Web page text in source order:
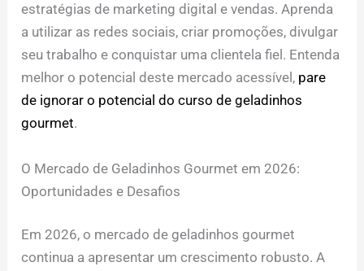
estratégias de marketing digital e vendas. Aprenda
a utilizar as redes sociais, criar promoções, divulgar
seu trabalho e conquistar uma clientela fiel. Entenda
melhor o potencial deste mercado acessível, pare
de ignorar o potencial do curso de geladinhos
gourmet.
O Mercado de Geladinhos Gourmet em 2026:
Oportunidades e Desafios
Em 2026, o mercado de geladinhos gourmet
continua a apresentar um crescimento robusto. A